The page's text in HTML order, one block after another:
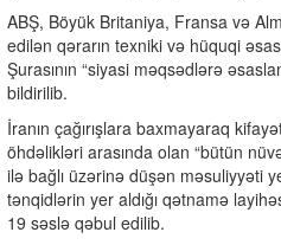
ABŞ, Böyük Britaniya, Fransa və
edilən qərarın texniki və hüquqi
Şurasının “siyasi məqsədlərə
bildirilib.
İranın çağırışlara baxmayaraq
öhdəlikləri arasında olan “bütün
ilə bağlı üzərinə düşən məsuliyyəti
tənqidlərin yer aldığı qətnamə
19 səslə qəbul edilib.